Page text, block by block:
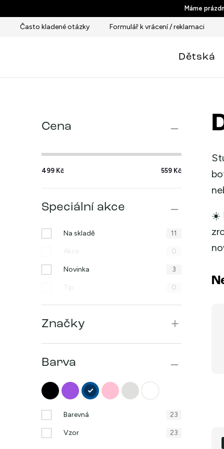
na
obsah
Máme
Často kladené otázky Formulář k vrácení / reklamaci
Dětská
s
t
a
n
í
n
l
Cena
499 Kč 559 Kč
Speciální akce
Na skladě 11
Akce 0
Novinka 3
Tip 0
Značky
Barva
Barevná 23
Vzor 23
☀️